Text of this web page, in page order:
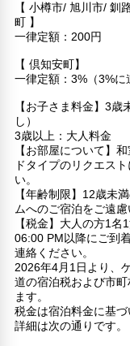
【 小樽市/ 旭川市/ 釧
町 】
一律定額：200円
【 倶知安町】
一律定額：3%（3%に
【お子さま料金】3
し）
3歳以上：大人料金
【お部屋について】
ドタイプのリクエス
い。
【年齢制限】12歳未
ムへのご宿泊をご遠慮
【税金】大人の方1名
06:00 PM以降にご到
連絡ください。
2026年4月1日より、
道の宿泊税および市
ます。
税金は宿泊料金に基づ
詳細は次の通りです。